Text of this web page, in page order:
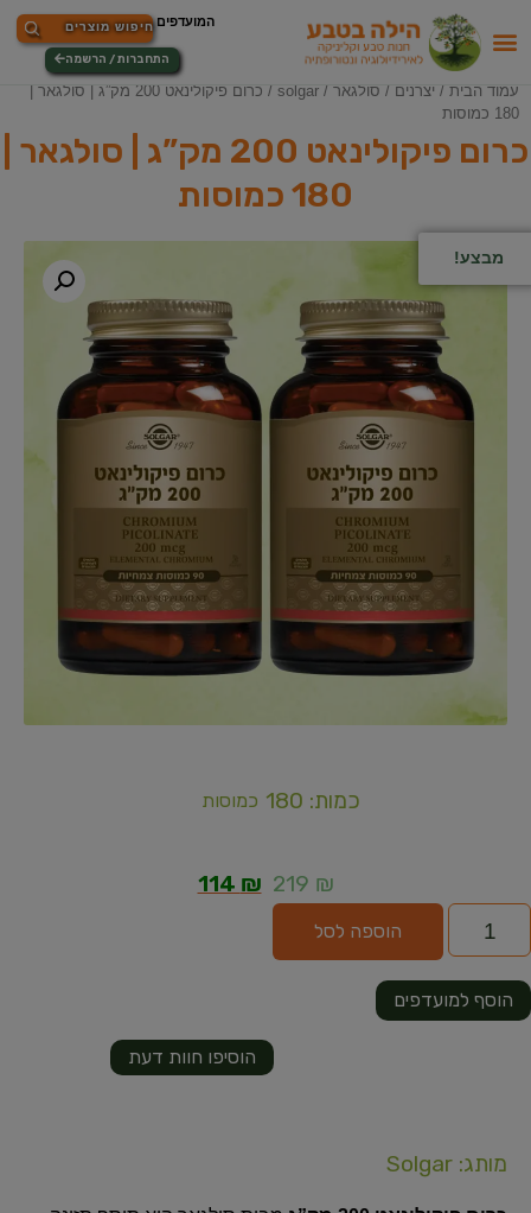
התחברות / הרשמה
עמוד הבית / יצרנים / סולגאר / solgar
/ כרום פיקולינאט 200 מק”ג | סולגאר |
180 כמוסות
כרום פיקולינאט 200 מק”ג | סולגאר |
180 כמוסות
מבצע!
כמות: 180 כמוסות
219 ₪
114 ₪
הוספה לסל
הוסיפו חוות דעת
הוסף למועדפים
מותג: Solgar